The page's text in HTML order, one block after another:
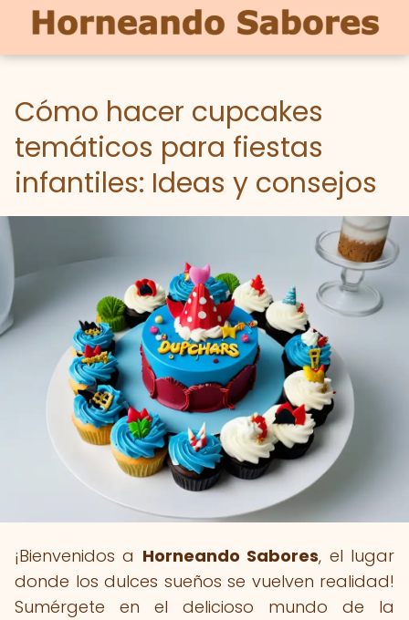
Cómo hacer cupcakes
temáticos para fiestas
infantiles: Ideas y consejos
¡Bienvenidos a Horneando Sabores, el lugar
donde los dulces sueños se vuelven realidad!
Sumérgete en el delicioso mundo de la